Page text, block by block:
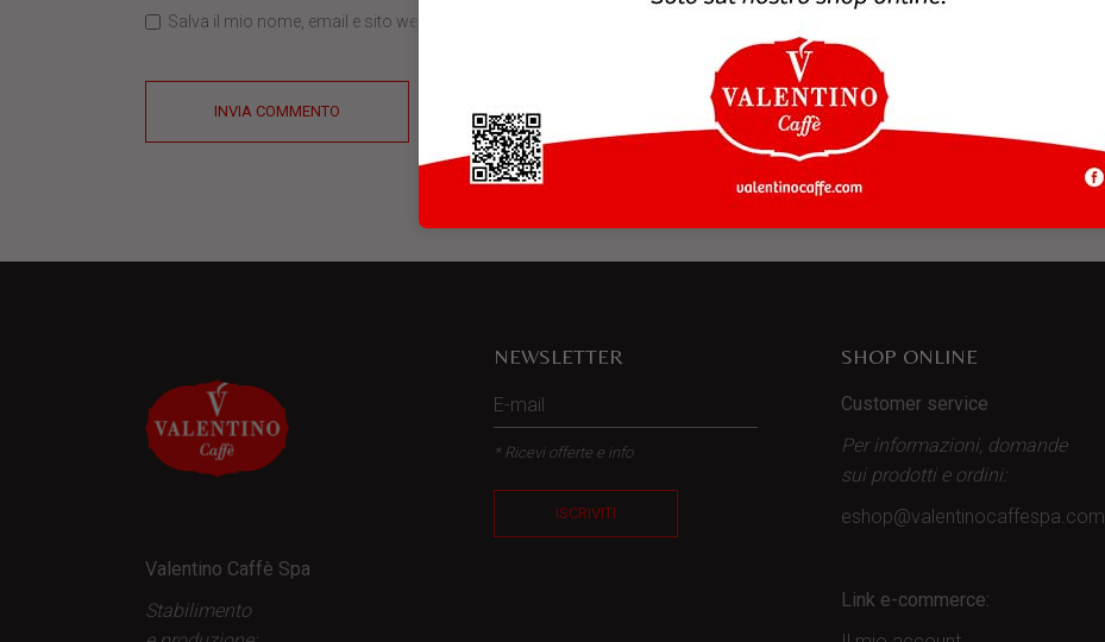
Salva il mio nome, email e sito web in questo browser per la prossima volta che commento.
INVIA COMMENTO
Valentino Caffè Spa
Stabilimento
NEWSLETTER
* Ricevi offerte e info
ISCRIVITI
SHOP ONLINE
Customer service
Per informazioni, domande
sui prodotti e ordini:
eshop@valentinocaffespa.com
Link e-commerce: